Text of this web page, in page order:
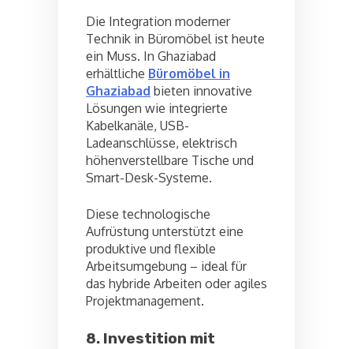
Die Integration moderner
Technik in Büromöbel ist heute
ein Muss. In Ghaziabad
erhältliche Büromöbel in
Ghaziabad bieten innovative
Lösungen wie integrierte
Kabelkanäle, USB-
Ladeanschlüsse, elektrisch
höhenverstellbare Tische und
Smart-Desk-Systeme.
Diese technologische
Aufrüstung unterstützt eine
produktive und flexible
Arbeitsumgebung – ideal für
das hybride Arbeiten oder agiles
Projektmanagement.
8. Investition mit